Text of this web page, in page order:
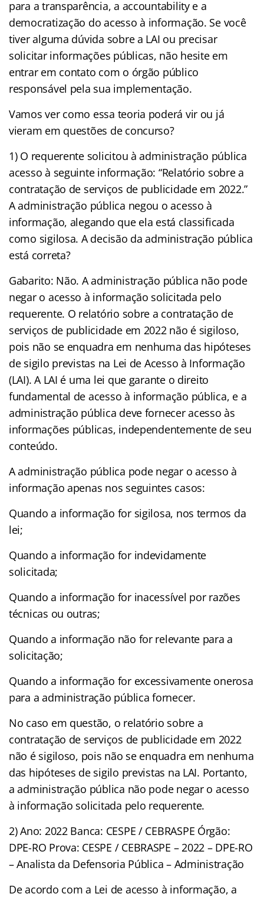
para a transparência, a accountability e a
democratização do acesso à informação. Se você
tiver alguma dúvida sobre a LAI ou precisar
solicitar informações públicas, não hesite em
entrar em contato com o órgão público
responsável pela sua implementação.
Vamos ver como essa teoria poderá vir ou já
vieram em questões de concurso?
1) O requerente solicitou à administração pública
acesso à seguinte informação: “Relatório sobre a
contratação de serviços de publicidade em 2022.”
A administração pública negou o acesso à
informação, alegando que ela está classificada
como sigilosa. A decisão da administração pública
está correta?
Gabarito: Não. A administração pública não pode
negar o acesso à informação solicitada pelo
requerente. O relatório sobre a contratação de
serviços de publicidade em 2022 não é sigiloso,
pois não se enquadra em nenhuma das hipóteses
de sigilo previstas na Lei de Acesso à Informação
(LAI). A LAI é uma lei que garante o direito
fundamental de acesso à informação pública, e a
administração pública deve fornecer acesso às
informações públicas, independentemente de seu
conteúdo.
A administração pública pode negar o acesso à
informação apenas nos seguintes casos:
Quando a informação for sigilosa, nos termos da
lei;
Quando a informação for indevidamente
solicitada;
Quando a informação for inacessível por razões
técnicas ou outras;
Quando a informação não for relevante para a
solicitação;
Quando a informação for excessivamente onerosa
para a administração pública fornecer.
No caso em questão, o relatório sobre a
contratação de serviços de publicidade em 2022
não é sigiloso, pois não se enquadra em nenhuma
das hipóteses de sigilo previstas na LAI. Portanto,
a administração pública não pode negar o acesso
à informação solicitada pelo requerente.
2) Ano: 2022 Banca: CESPE / CEBRASPE Órgão:
DPE-RO Prova: CESPE / CEBRASPE – 2022 – DPE-RO
– Analista da Defensoria Pública – Administração
De acordo com a Lei de acesso à informação, a